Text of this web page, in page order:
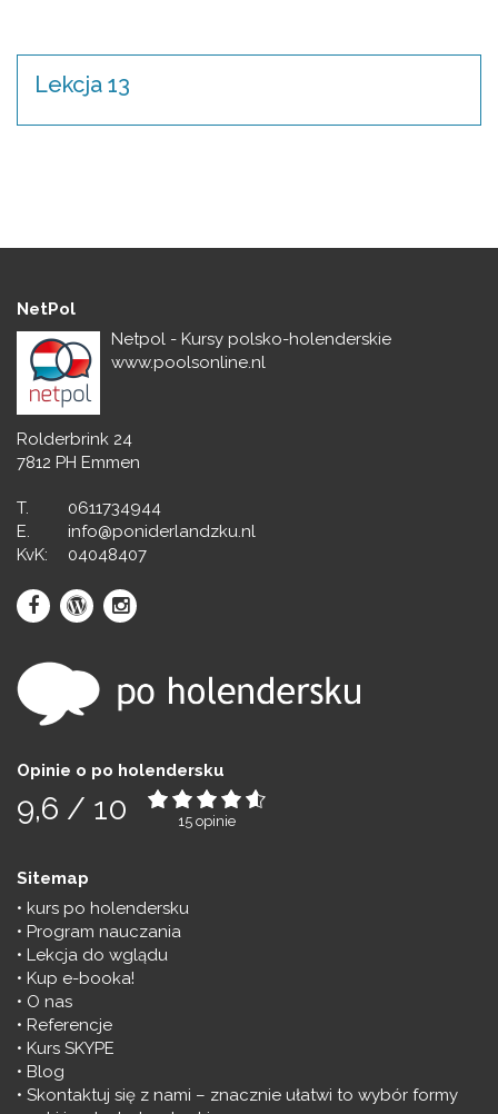
Lekcja 13
NetPol
Netpol - Kursy polsko-holenderskie
www.poolsonline.nl
Rolderbrink 24
7812 PH Emmen
T.
0611734944
E.
info@poniderlandzku.nl
KvK:
04048407
Opinie o po holendersku
9,6 / 10 15 opinie
Sitemap
kurs po holendersku
Program nauczania
Lekcja do wglądu
Kup e-booka!
O nas
Referencje
Kurs SKYPE
Blog
Skontaktuj się z nami – znacznie ułatwi to wybór formy